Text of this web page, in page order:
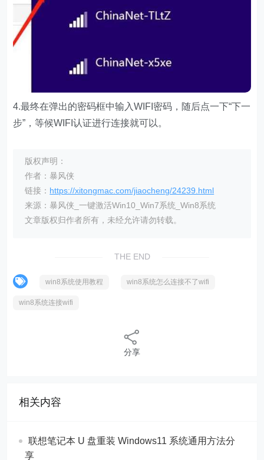
4.最终在弹出的密码框中输入WIFI密码，随后点一下“下一
步”，等候WIFI认证进行连接就可以。
版权声明：
作者：暴风侠
链接： https://xitongmac.com/jiaocheng/24239.html
来源：暴风侠_一键激活Win10_Win7系统_Win8系统
文章版权归作者所有，未经允许请勿转载。
THE END
win8系统使用教程 win8系统怎么连接不了wifi
win8系统连接wifi
分享
相关内容
联想笔记本 U 盘重装 Windows11 系统通用方法分
享